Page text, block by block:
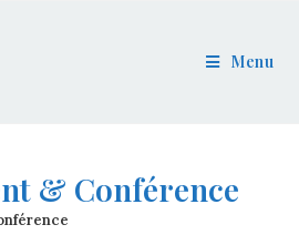
Menu
& Conférence